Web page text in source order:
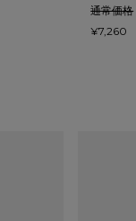
通常価格
¥7,260